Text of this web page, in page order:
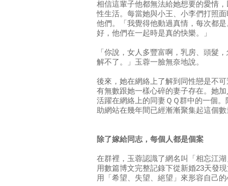
相信這輩子他都無法給她想要的愛情
性生活。每當她與小王、小李們打照
他們。「我覺得他動過真情，每次都
好，他們在一起時是真的快樂。」
「你說，女人多豐富啊，乳房、頭髮
解不了。」玉蓉一臉無奈地說。
後來，她在網絡上了解到同性戀是不
有無數跟她一樣心碎的妻子存在。她
活躍在網絡上的同妻ＱＱ群中的一個
助網站在幾年間已經漸漸聚集起這個
除了嫁給同志，每個人都是個案
在群裡，玉蓉認識了網名叫「相忘江
用數篇博文完整記錄下從新婚23天發
用「希望、失望、絕望」來形容自己